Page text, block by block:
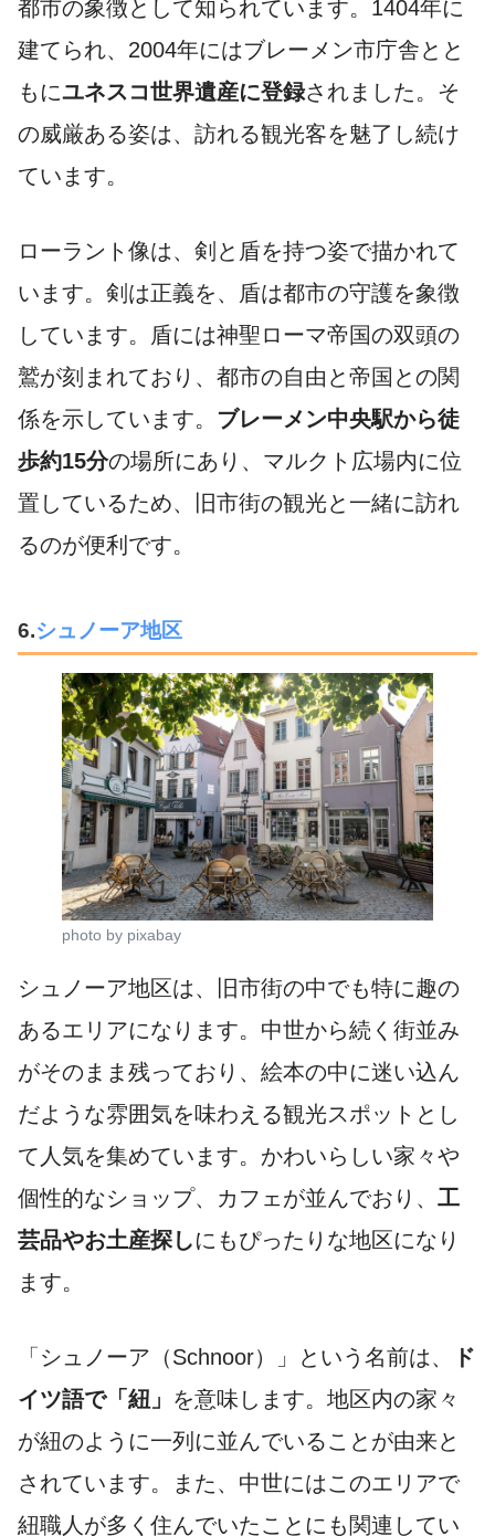
都市の象徴として知られています。1404年に
建てられ、2004年にはブレーメン市庁舎とと
もにユネスコ世界遺産に登録されました。そ
の威厳ある姿は、訪れる観光客を魅了し続け
ています。
ローラント像は、剣と盾を持つ姿で描かれて
います。剣は正義を、盾は都市の守護を象徴
しています。盾には神聖ローマ帝国の双頭の
鷲が刻まれており、都市の自由と帝国との関
係を示しています。 ブレーメン中央駅から徒
歩約15分の場所にあり、マルクト広場内に位
置しているため、旧市街の観光と一緒に訪れ
るのが便利です。
6.シュノーア地区
photo by pixabay
シュノーア地区は、旧市街の中でも特に趣の
あるエリアになります。中世から続く街並み
がそのまま残っており、絵本の中に迷い込ん
だような雰囲気を味わえる観光スポットとし
て人気を集めています。かわいらしい家々や
個性的なショップ、カフェが並んでおり、 工
芸品やお土産探しにもぴったりな地区になり
ます。
「シュノーア（Schnoor）」という名前は、
ド
イツ語で「紐」 を意味します。地区内の家々
が紐のように一列に並んでいることが由来と
されています。また、中世にはこのエリアで
紐職人が多く住んでいたことにも関連してい